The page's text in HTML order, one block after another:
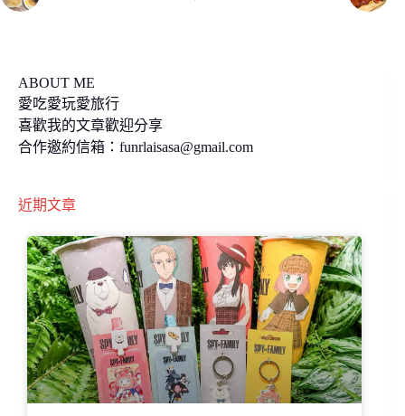
ABOUT ME
愛吃愛玩愛旅行
喜歡我的文章歡迎分享
合作邀約信箱： funrlaisasa@gmail.com
近期文章